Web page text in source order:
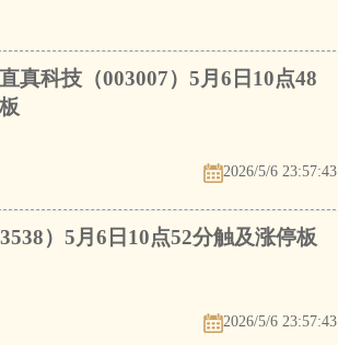
真科技（003007）5月6日10点48
2026/5/6 23:57:43
）5月6日10点52分触及涨停板
2026/5/6 23:57:43